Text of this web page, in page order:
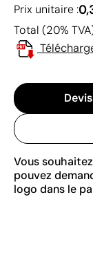
Prix unitaire :
Total (20%
Vous
pouvez
logo dans le